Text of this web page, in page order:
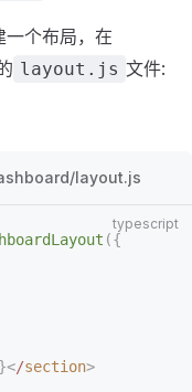
一个布局，在
layout.js 文件:
layout.js
({
}</section>